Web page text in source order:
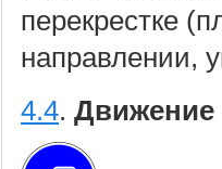
перекрестке
направлении,
4.4. Движение